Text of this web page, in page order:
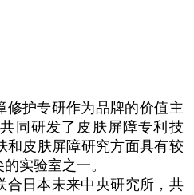
修护专研作为品牌的价值主
同研发了皮肤屏障专利技
和皮肤屏障研究方面具有较
实验室之一。
合日本未来中央研究所，共